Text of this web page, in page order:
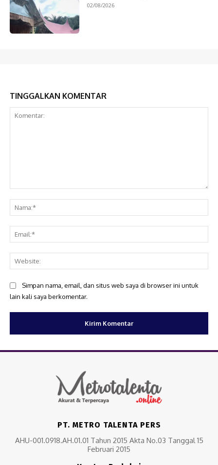
02/08/2026
TINGGALKAN KOMENTAR
Simpan nama, email, dan situs web saya di browser ini untuk
lain kali saya berkomentar.
PT. METRO TALENTA PERS
AHU-001.0918.AH.01.01 Tahun 2015 Akta No.03 Tanggal 15
Februari 2015